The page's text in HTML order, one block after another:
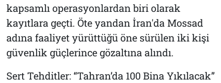
kapsamlı operasyonlardan biri olarak
kayıtlara geçti. Öte yandan İran'da Mossad
adına faaliyet yürüttüğü öne sürülen iki kişi
güvenlik güçlerince gözaltına alındı.
Sert Tehditler: “Tahran’da 100 Bina Yıkılacak”